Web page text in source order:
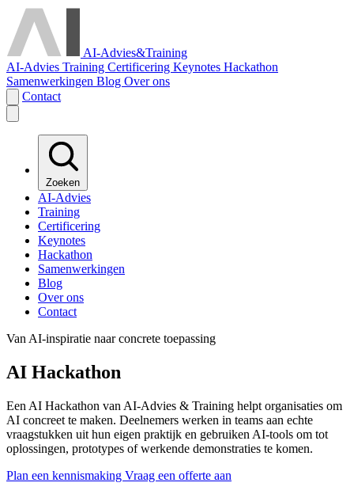
AI-Advies&Training
AI-Advies Training Certificering Keynotes Hackathon
Samenwerkingen Blog Over ons
Contact
Zoeken
AI-Advies
Training
Certificering
Keynotes
Hackathon
Samenwerkingen
Blog
Over ons
Contact
Van AI-inspiratie naar concrete toepassing
AI Hackathon
Een AI Hackathon van AI-Advies & Training helpt organisaties om
AI concreet te maken. Deelnemers werken in teams aan echte
vraagstukken uit hun eigen praktijk en gebruiken AI-tools om tot
oplossingen, prototypes of werkende demonstraties te komen.
Plan een kennismaking Vraag een offerte aan